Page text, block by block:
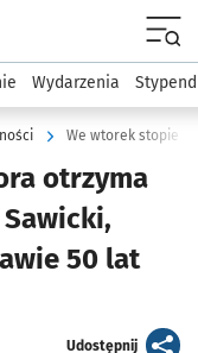
Akademicki
Wydarzenia
otrzyma
50 lat
Udostępnijartykuł